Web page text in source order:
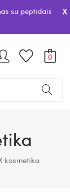
su peptidais
x
0
kosmetika